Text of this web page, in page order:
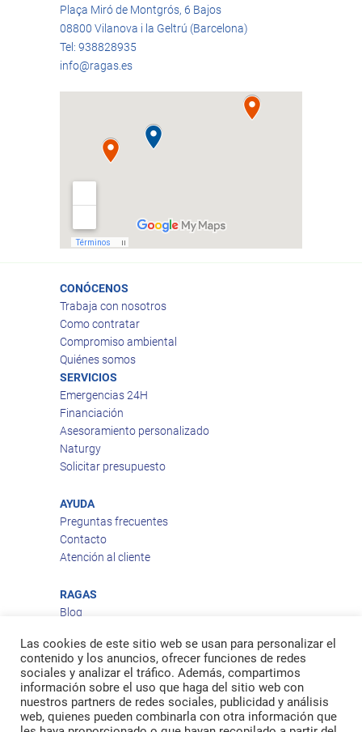
Plaça Miró de Montgrós, 6 Bajos
08800 Vilanova i la Geltrú (Barcelona)
Tel: 938828935
info@ragas.es
CONÓCENOS
Trabaja con nosotros
Como contratar
Compromiso ambiental
Quiénes somos
SERVICIOS
Emergencias 24H
Financiación
Asesoramiento personalizado
Naturgy
Solicitar presupuesto
AYUDA
Preguntas frecuentes
Contacto
Atención al cliente
RAGAS
Blog
Política de privacidad
Política de cookies
Política de envío
Política de devoluciones
Las cookies de este sitio web se usan para personalizar el
contenido y los anuncios, ofrecer funciones de redes
sociales y analizar el tráfico. Además, compartimos
información sobre el uso que haga del sitio web con
nuestros partners de redes sociales, publicidad y análisis
web, quienes pueden combinarla con otra información que